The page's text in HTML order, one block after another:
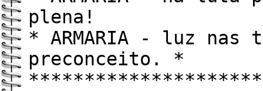
plena!
* ARMARIA - luz nas
preconceito. *